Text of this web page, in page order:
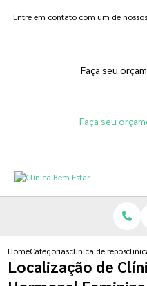
Entre em contato com um de
Faça seu
Faça seu
HomeCategoriasclinica de reposicao
Localização de